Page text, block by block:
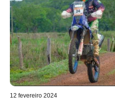
12 fevereiro 2024